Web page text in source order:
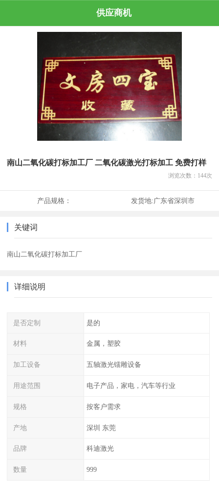
供应商机
南山二氧化碳打标加工厂 二氧化碳激光打标加工 免费打样
浏览次数： 144次
产品规格： 发货地:广东省深圳市
关键词
南山二氧化碳打标加工厂
详细说明
是否定制 是的
材料 金属，塑胶
加工设备 五轴激光镭雕设备
用途范围 电子产品，家电，汽车等行业
规格 按客户需求
产地 深圳 东莞
品牌 科迪激光
数量 999